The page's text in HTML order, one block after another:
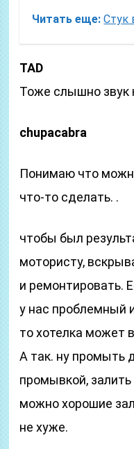
Читать еще: Стук
TAD
Тоже слышно звук
chupacabra
Понимаю что
что-то сделать. .
чтобы был
мотористу,
и ремонтировать.
у нас проблемный
то хотелка может
А так. ну промыть
промывкой,
можно хорошие
не хуже.